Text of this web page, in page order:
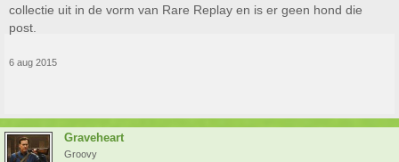
collectie uit in de vorm van Rare Replay en is er geen hond die
post.
6 aug 2015
Graveheart
Groovy